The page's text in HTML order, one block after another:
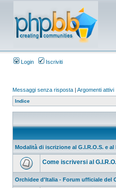
Login Iscriviti
Messaggi senza risposta | Argomenti attivi
Indice
Modalità di iscrizione al G.I.R.O.S. e al
Come iscriversi al
Orchidee d'Italia - Forum ufficiale del